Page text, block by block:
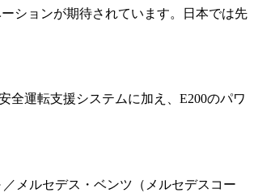
ションが期待されています。日本では先
運転支援システムに加え、E200のパワ
メルセデス・ベンツ（メルセデスコー